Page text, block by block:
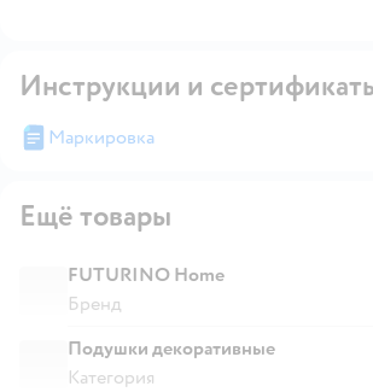
Инструкции и
Маркировка
Ещё товары
FUTURINO Home
Бренд
Подушки декоративные
Категория